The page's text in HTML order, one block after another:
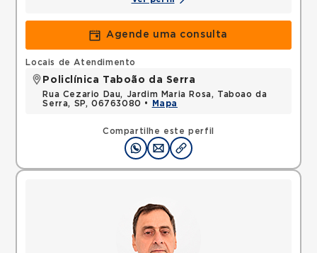
Agende uma consulta
Compartilhe este perfil
Locais de Atendimento
Policlínica Taboão da Serra
Rua Cezario Dau, Jardim Maria Rosa, Taboao da
Serra, SP, 06763080 •
Mapa